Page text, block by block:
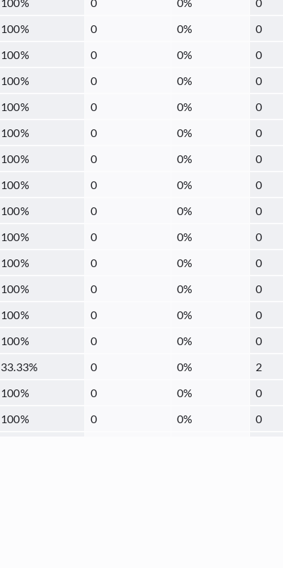
100% 0 0% 0
100% 0 0% 0
100% 0 0% 0
100% 0 0% 0
100% 0 0% 0
100% 0 0% 0
100% 0 0% 0
100% 0 0% 0
100% 0 0% 0
100% 0 0% 0
100% 0 0% 0
100% 0 0% 0
100% 0 0% 0
33.33% 0 0% 2
100% 0 0% 0
100% 0 0% 0